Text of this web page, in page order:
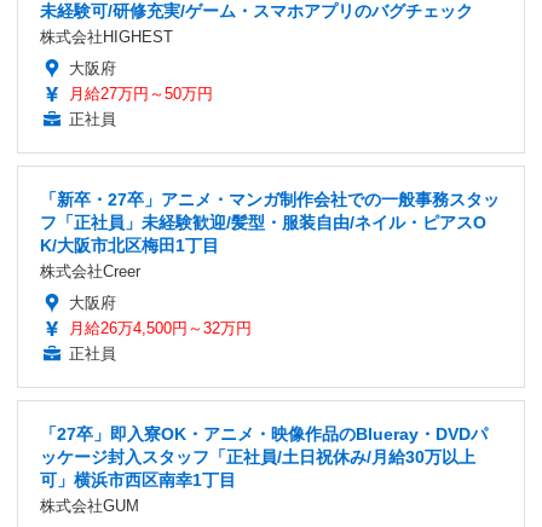
未経験可/研修充実/ゲーム・スマホアプリのバグチェック
株式会社HIGHEST
大阪府
月給27万円～50万円
正社員
「新卒・27卒」アニメ・マンガ制作会社での一般事務スタッ
フ「正社員」未経験歓迎/髪型・服装自由/ネイル・ピアスO
K/大阪市北区梅田1丁目
株式会社Creer
大阪府
月給26万4,500円～32万円
正社員
「27卒」即入寮OK・アニメ・映像作品のBlueray・DVDパ
ッケージ封入スタッフ「正社員/土日祝休み/月給30万以上
可」横浜市西区南幸1丁目
株式会社GUM